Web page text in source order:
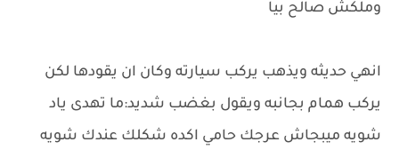
وملكش صالح بيا
انهي حديثه ويذهب يركب سيارته وكان ان يقودها لكن
يركب همام بجانبه ويقول بغضب شديد:ما تهدى ياد
شويه ميبجاش عرجك حامي اكده شكلك عندك شويه